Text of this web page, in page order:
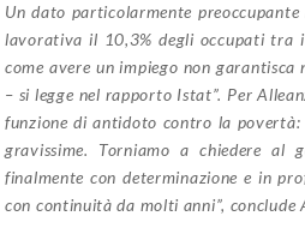
Un dato particolarmente
lavorativa il 10,3% degli occupati tra
come avere un impiego non garantisca
– si legge nel rapporto Istat”. Per
funzione di antidoto contro la povertà:
gravissime. Torniamo a chiedere al
finalmente con determinazione e in
con continuità da molti anni”, conclude